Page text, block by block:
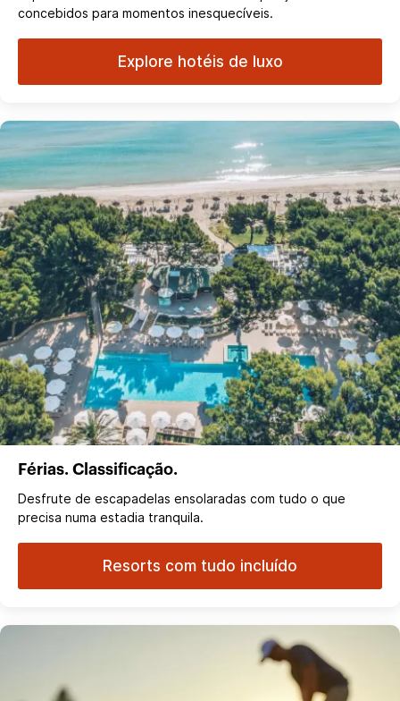
concebidos para momentos inesquecíveis.
Explore hotéis de luxo
Férias. Classificação.
Desfrute de escapadelas ensolaradas com tudo o que
precisa numa estadia tranquila.
Resorts com tudo incluído